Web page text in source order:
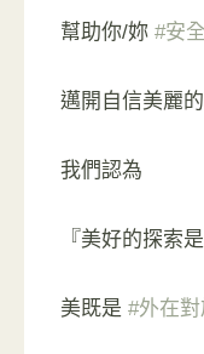
幫助你/妳 #安
邁開自信美麗
我們認為
『美好的探索
美既是 #外在